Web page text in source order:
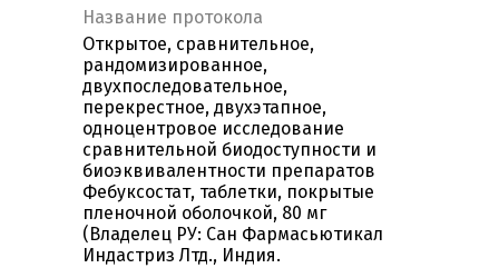
Название протокола
Открытое, сравнительное,
рандомизированное,
двухпоследовательное,
перекрестное, двухэтапное,
одноцентровое исследование
сравнительной биодоступности и
биоэквивалентности препаратов
Фебуксостат, таблетки, покрытые
пленочной оболочкой, 80 мг
(Владелец РУ: Сан Фармасьютикал
Индастриз Лтд., Индия.